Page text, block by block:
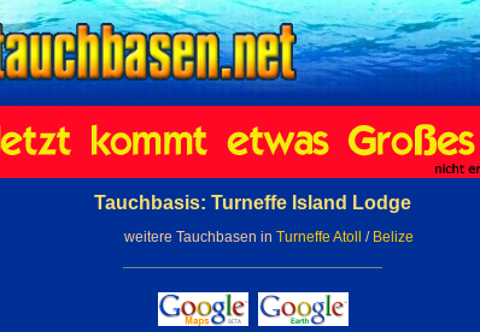
Tauchbasis: Turneffe Island Lodge
weitere Tauchbasen in Turneffe Atoll / Belize